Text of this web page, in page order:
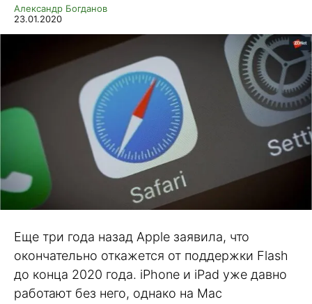
Александр Богданов
23.01.2020
Еще три года назад Apple заявила, что
окончательно откажется от поддержки Flash
до конца 2020 года. iPhone и iPad уже давно
работают без него, однако на Mac